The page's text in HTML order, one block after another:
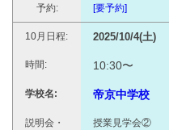
[要予約]
2025/10/4(土)
10:30〜
帝京中学校
授業見学会②